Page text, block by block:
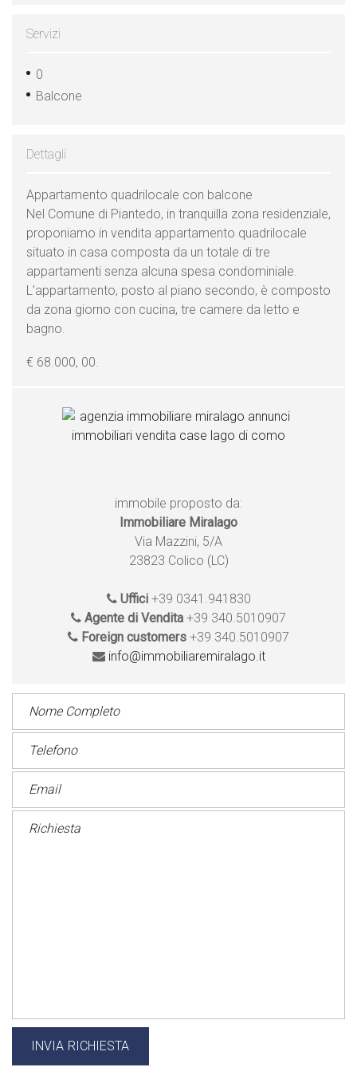
Servizi
0
Balcone
Dettagli
Appartamento quadrilocale con balcone
Nel Comune di Piantedo, in tranquilla zona residenziale,
proponiamo in vendita appartamento quadrilocale
situato in casa composta da un totale di tre
appartamenti senza alcuna spesa condominiale.
L’appartamento, posto al piano secondo, è composto
da zona giorno con cucina, tre camere da letto e
bagno.
€ 68.000, 00.
immobile proposto da:
Immobiliare Miralago
Via Mazzini, 5/A
23823 Colico (LC)
Uffici+39 0341.941830
Agente di Vendita +39 340.5010907
Foreign customers +39 340.5010907
info@immobiliaremiralago.it